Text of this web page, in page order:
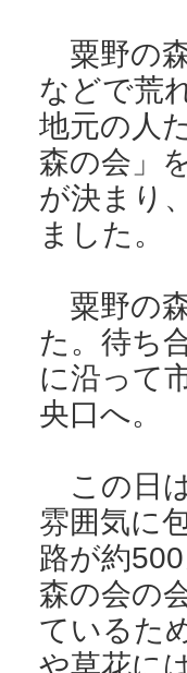
粟野の
などで荒
地元の人
森の会」
が決まり
ました。
粟野の
た。待ち
に沿って
央口へ。
この日
雰囲気に
路が約
森の会の
ているた
や草花に